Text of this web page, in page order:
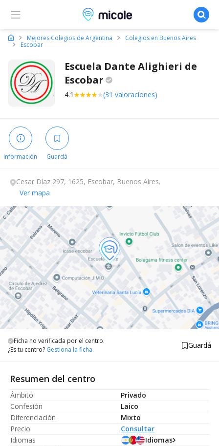
Micole, buscador de colegios
Mejores Colegios de Argentina
Colegios en Buenos Aires
Escobar
Escuela Dante Alighieri de
Escobar
4.1 (31 valoraciones)
Información Guardá
Cesar Díaz 297, 1625, Escobar, Buenos Aires.
Ver mapa
Ficha no verificada por el centro.
¿Es tu centro? Gestiona la ficha. Guardá
Resumen del centro
Ámbito
Privado
Confesión
Laico
Diferenciación
Mixto
Precio
Consultar
Idiomas
Idiomas